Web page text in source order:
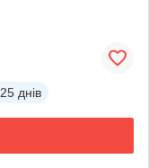
25 днів